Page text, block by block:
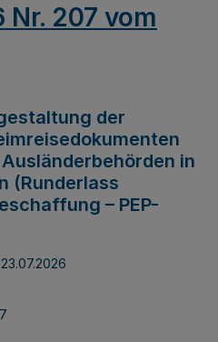
Nr. 207 vom
der
in
(Runderlass
– PEP-
23.07.2026